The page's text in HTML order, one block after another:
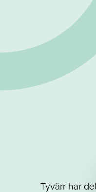
Tyvärr har